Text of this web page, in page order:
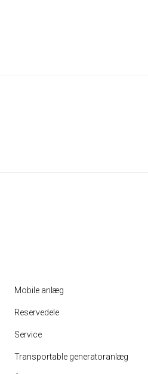
Mobile anlæg
Reservedele
Service
Transportable generatoranlæg